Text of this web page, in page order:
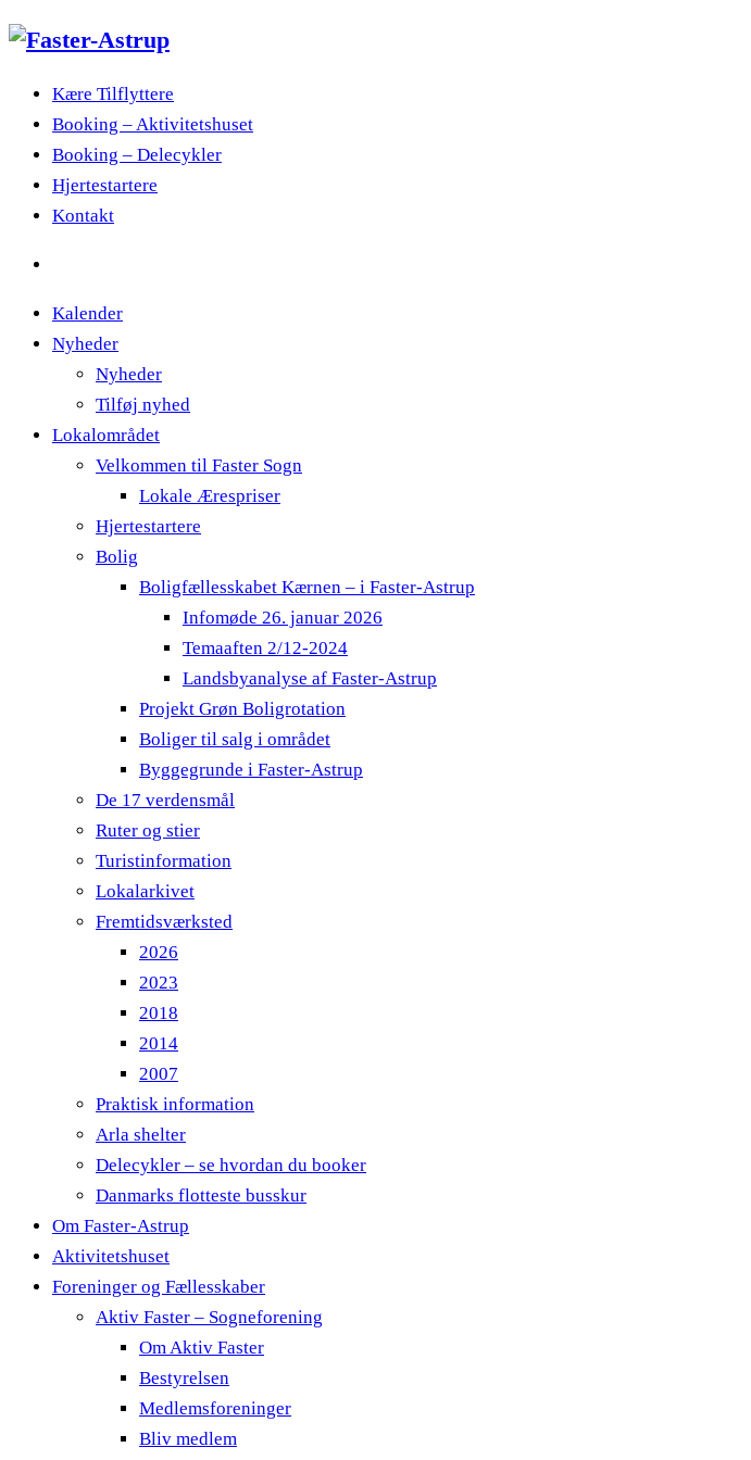
Kære Tilflyttere
Booking – Aktivitetshuset
Booking – Delecykler
Hjertestartere
Kontakt
Kalender
Nyheder
Nyheder
Tilføj nyhed
Lokalområdet
Velkommen til Faster Sogn
Lokale Ærespriser
Hjertestartere
Bolig
Boligfællesskabet Kærnen – i Faster-Astrup
Infomøde 26. januar 2026
Temaaften 2/12-2024
Landsbyanalyse af Faster-Astrup
Projekt Grøn Boligrotation
Boliger til salg i området
Byggegrunde i Faster-Astrup
De 17 verdensmål
Ruter og stier
Turistinformation
Lokalarkivet
Fremtidsværksted
2026
2023
2018
2014
2007
Praktisk information
Arla shelter
Delecykler – se hvordan du booker
Danmarks flotteste busskur
Om Faster-Astrup
Aktivitetshuset
Foreninger og Fællesskaber
Aktiv Faster – Sogneforening
Om Aktiv Faster
Bestyrelsen
Medlemsforeninger
Bliv medlem